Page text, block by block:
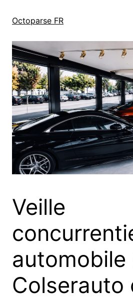
Octoparse FR
Veille
automobile
Colserauto